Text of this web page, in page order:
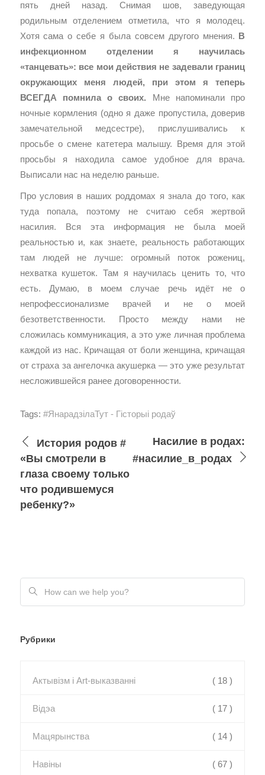
пять дней назад. Снимая шов, заведующая
родильным отделением отметила, что я молодец.
Хотя сама о себе я была совсем другого мнения. В
инфекционном отделении я научилась
«танцевать»: все мои действия не задевали границ
окружающих меня людей, при этом я теперь
ВСЕГДА помнила о своих. Мне напоминали про
ночные кормления (одно я даже пропустила, доверив
замечательной медсестре), прислушивались к
просьбе о смене катетера малышу. Время для этой
просьбы я находила самое удобное для врача.
Выписали нас на неделю раньше.
Про условия в наших роддомах я знала до того, как
туда попала, поэтому не считаю себя жертвой
насилия. Вся эта информация не была моей
реальностью и, как знаете, реальность работающих
там людей не лучше: огромный поток рожениц,
нехватка кушеток. Там я научилась ценить то, что
есть. Думаю, в моем случае речь идёт не о
непрофессионализме врачей и не о моей
безответственности. Просто между нами не
сложилась коммуникация, а это уже личная проблема
каждой из нас. Кричащая от боли женщина, кричащая
от страха за ангелочка акушерка — это уже результат
несложившейся ранее договоренности.
Tags: #ЯнарадзілаТут - Гісторыі родаў
История родов #
«Вы смотрели в
глаза своему только
что родившемуся
ребенку?»
Насилие в родах:
#насилие_в_родах
Рубрики
Актывізм і Art-выказванні ( 18 )
Відэа ( 17 )
Мацярынства ( 14 )
Навіны ( 67 )